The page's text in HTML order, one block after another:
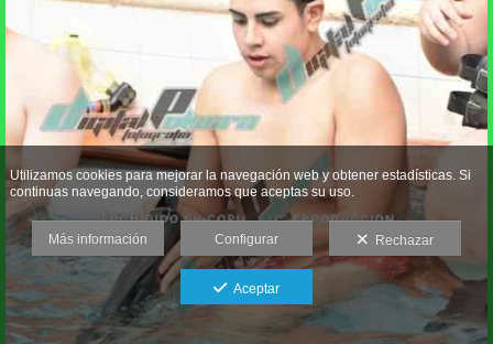
Utilizamos cookies para mejorar la navegación web y obtener estadísticas. Si
continuas navegando, consideramos que aceptas su uso.
Más información Configurar Rechazar
Aceptar